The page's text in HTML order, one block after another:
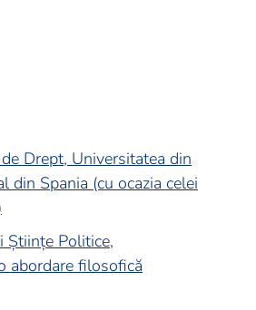
Drept, Universitatea din
Spania (cu ocazia celei
Științe Politice,
abordare filosofică